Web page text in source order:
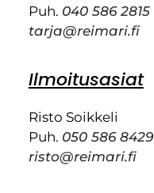
Puh. 040 586 2815
tarja@reimari.fi
Ilmoitusasiat
Risto Soikkeli
Puh. 050 586 8429
risto@reimari.fi